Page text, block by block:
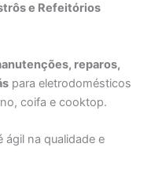
e Refeitórios
reparos,
para eletrodomésticos
coifa e cooktop.
ágil na qualidade e